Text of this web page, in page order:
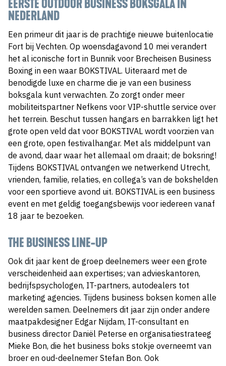
EERSTE OUTDOOR BUSINESS BOKSGALA IN
NEDERLAND
Een primeur dit jaar is de prachtige nieuwe buitenlocatie
Fort bij Vechten. Op woensdagavond 10 mei verandert
het al iconische fort in Bunnik voor Brecheisen Business
Boxing in een waar BOKSTIVAL. Uiteraard met de
benodigde luxe en charme die je van een business
boksgala kunt verwachten. Zo zorgt onder meer
mobiliteitspartner Nefkens voor VIP-shuttle service over
het terrein. Beschut tussen hangars en barrakken ligt het
grote open veld dat voor BOKSTIVAL wordt voorzien van
een grote, open festivalhangar. Met als middelpunt van
de avond, daar waar het allemaal om draait; de boksring!
Tijdens BOKSTIVAL ontvangen we netwerkend Utrecht,
vrienden, familie, relaties, en collega’s van de bokshelden
voor een sportieve avond uit. BOKSTIVAL is een business
event en met geldig toegangsbewijs voor iedereen vanaf
18 jaar te bezoeken.
THE BUSINESS LINE-UP
Ook dit jaar kent de groep deelnemers weer een grote
verscheidenheid aan expertises; van advieskantoren,
bedrijfspsychologen, IT-partners, autodealers tot
marketing agencies. Tijdens business boksen komen alle
werelden samen. Deelnemers dit jaar zijn onder andere
maatpakdesigner Edgar Nijdam, IT-consultant en
business director Daniël Peterse en organisatiestrateeg
Mieke Bon, die het business boks stokje overneemt van
broer en oud-deelnemer Stefan Bon. Ook